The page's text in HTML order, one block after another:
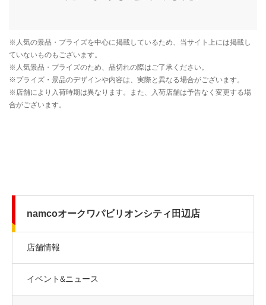
namcoオークワパビリオンシティ田辺店
店舗情報
イベント&ニュース